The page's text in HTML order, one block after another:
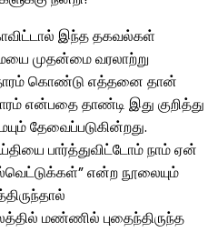
இந்த தகவல்கள்
முதன்மை வரலாற்று
கொண்டு எத்தனை தான்
என்பதை தாண்டி இது குறித்து
தேவைப்படுகின்றது.
பார்த்துவிட்டோம் நாம் ஏன்
என்ற நூலையும்
மண்ணில் புதைந்திருந்த